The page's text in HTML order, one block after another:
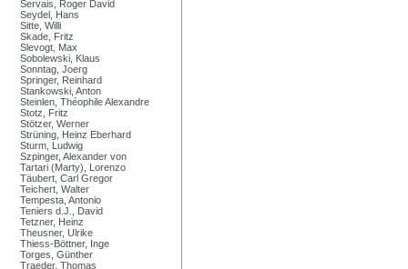
Servais, Roger David
Seydel, Hans
Sitte, Willi
Skade, Fritz
Slevogt, Max
Sobolewski, Klaus
Sonntag, Joerg
Springer, Reinhard
Stankowski, Anton
Steinlen, Théophile Alexandre
Stotz, Fritz
Stötzer, Werner
Strüning, Heinz Eberhard
Sturm, Ludwig
Szpinger, Alexander von
Tartari (Marty), Lorenzo
Täubert, Carl Gregor
Teichert, Walter
Tempesta, Antonio
Teniers d.J., David
Tetzner, Heinz
Theusner, Ulrike
Thiess-Böttner, Inge
Torges, Günther
Traeder, Thomas